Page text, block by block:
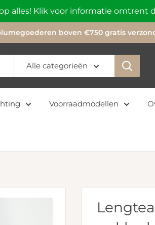
alles! Klik voor informatie omtrent
boven €750 gratis
Alle categorieën
Voorraadmodellen